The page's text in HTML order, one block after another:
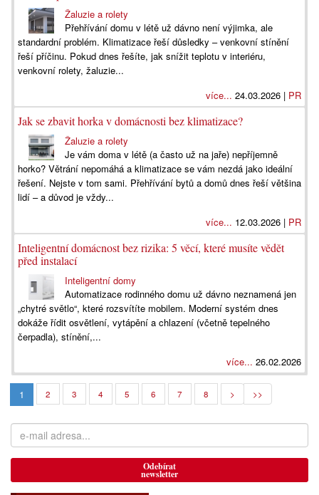
Žaluzie a rolety
Přehřívání domu v létě už dávno není výjimka, ale
standardní problém. Klimatizace řeší důsledky – venkovní stínění
řeší příčinu. Pokud dnes řešíte, jak snížit teplotu v interiéru,
venkovní rolety, žaluzie...
více... 24.03.2026 | PR
Jak se zbavit horka v domácnosti bez klimatizace?
Žaluzie a rolety
Je vám doma v létě (a často už na jaře) nepříjemně
horko? Větrání nepomáhá a klimatizace se vám nezdá jako ideální
řešení. Nejste v tom sami. Přehřívání bytů a domů dnes řeší většina
lidí – a důvod je vždy...
více... 12.03.2026 | PR
Inteligentní domácnost bez rizika: 5 věcí, které musíte vědět
před instalací
Inteligentní domy
Automatizace rodinného domu už dávno neznamená jen
„chytré světlo“, které rozsvítíte mobilem. Moderní systém dnes
dokáže řídit osvětlení, vytápění a chlazení (včetně tepelného
čerpadla), stínění,...
více... 26.02.2026
1 2 3 4 5 6 7 8 > >>
Odebírat
newsletter